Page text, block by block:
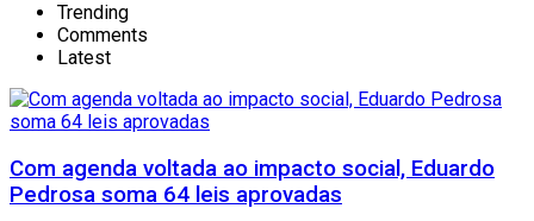
Trending
Comments
Latest
Com agenda voltada ao impacto social, Eduardo
Pedrosa soma 64 leis aprovadas